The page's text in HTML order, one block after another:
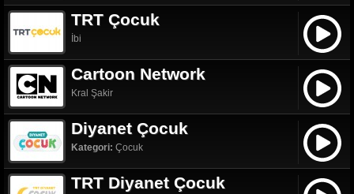
TRT Çocuk
İbi
Cartoon Network
Kral Şakir
Diyanet Çocuk
Kategori: Çocuk
TRT Diyanet Çocuk